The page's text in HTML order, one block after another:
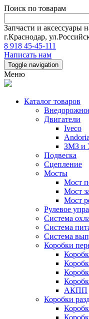
Поиск по товарам
Запчасти и аксессуары
г.Краснодар,
8 918 45-45-111
Написать нам
Toggle navigation
Меню
Каталог товаров
Двигатели
Iveco
Andoria
ЗМЗ и
Подвеска
Сцепление
Мосты
Мост
Мост
Мост
Рулевое
Система
Система
Система
Коробки
АКПП
Коробки